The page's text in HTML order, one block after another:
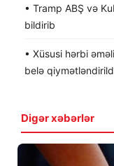
• Tramp ABŞ və
bildirib
• Xüsusi hərbi
belə
Digər xəbərlər